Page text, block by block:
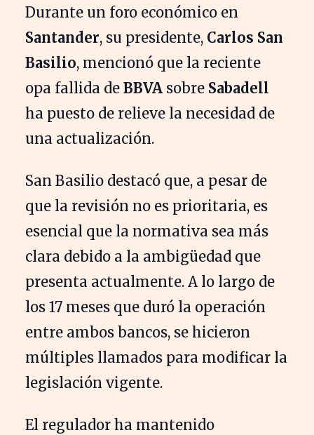
Durante un foro económico en
Santander, su presidente, Carlos San
Basilio, mencionó que la reciente
opa fallida de BBVA sobre Sabadell
ha puesto de relieve la necesidad de
una actualización.
San Basilio destacó que, a pesar de
que la revisión no es prioritaria, es
esencial que la normativa sea más
clara debido a la ambigüedad que
presenta actualmente. A lo largo de
los 17 meses que duró la operación
entre ambos bancos, se hicieron
múltiples llamados para modificar la
legislación vigente.
El regulador ha mantenido